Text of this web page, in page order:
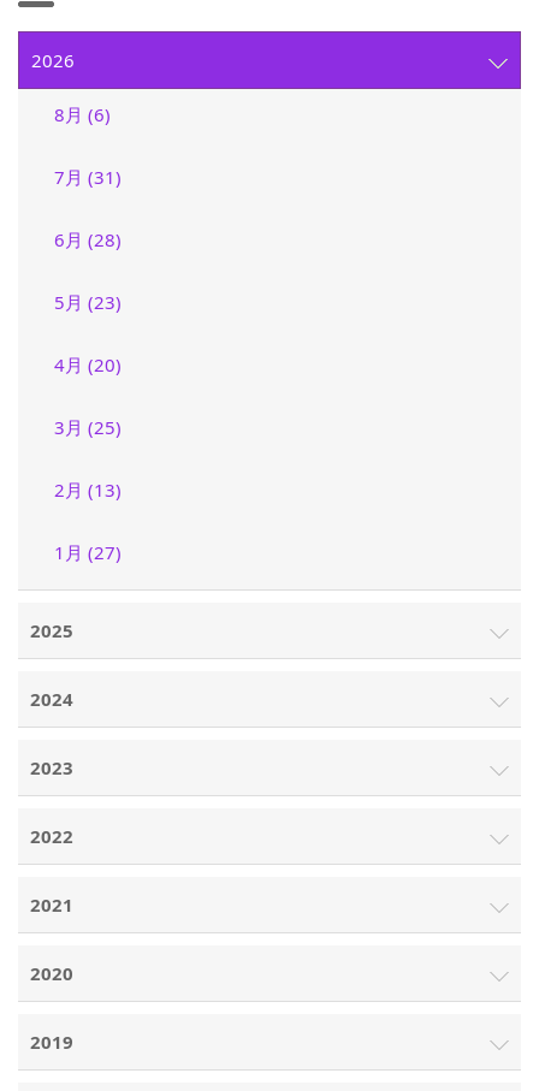
2026
8月 (6)
7月 (31)
6月 (28)
5月 (23)
4月 (20)
3月 (25)
2月 (13)
1月 (27)
2025
2024
2023
2022
2021
2020
2019